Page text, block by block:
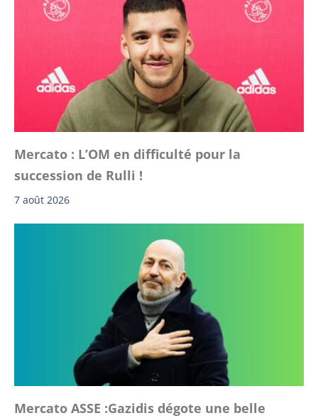
Mercato : L’OM en difficulté pour la
succession de Rulli !
7 août 2026
Mercato ASSE :Gazidis dégote une belle